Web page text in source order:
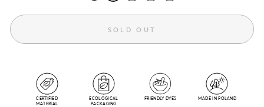
SOLD OUT
CERTIFIED
MATERIAL
ECOLOGICAL
PACKAGING
FRIENDLY DYES MADE IN POLAND